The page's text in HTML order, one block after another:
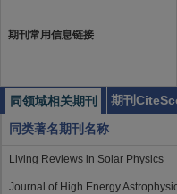
期刊常用信息链接
同领域相关期刊 期刊
同类著名期刊名称
Living Reviews in Solar Physics
Journal of High Energy